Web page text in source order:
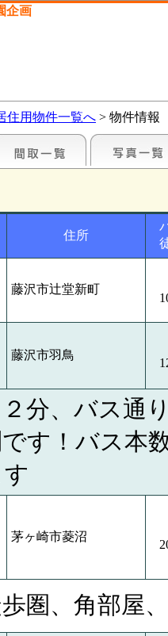
企画
住用物件一覧へ > 物件情報
住所
藤沢市辻堂新町
藤沢市羽鳥
分、バス通
す！バス本
茅ヶ崎市菱沼
圏、角部屋、